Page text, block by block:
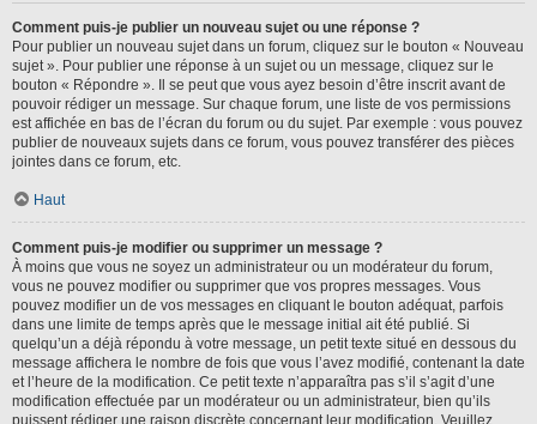
Comment puis-je publier un nouveau sujet ou une réponse ?
Pour publier un nouveau sujet dans un forum, cliquez sur le bouton « Nouveau
sujet ». Pour publier une réponse à un sujet ou un message, cliquez sur le
bouton « Répondre ». Il se peut que vous ayez besoin d’être inscrit avant de
pouvoir rédiger un message. Sur chaque forum, une liste de vos permissions
est affichée en bas de l’écran du forum ou du sujet. Par exemple : vous pouvez
publier de nouveaux sujets dans ce forum, vous pouvez transférer des pièces
jointes dans ce forum, etc.
Haut
Comment puis-je modifier ou supprimer un message ?
À moins que vous ne soyez un administrateur ou un modérateur du forum,
vous ne pouvez modifier ou supprimer que vos propres messages. Vous
pouvez modifier un de vos messages en cliquant le bouton adéquat, parfois
dans une limite de temps après que le message initial ait été publié. Si
quelqu’un a déjà répondu à votre message, un petit texte situé en dessous du
message affichera le nombre de fois que vous l’avez modifié, contenant la date
et l’heure de la modification. Ce petit texte n’apparaîtra pas s’il s’agit d’une
modification effectuée par un modérateur ou un administrateur, bien qu’ils
puissent rédiger une raison discrète concernant leur modification. Veuillez